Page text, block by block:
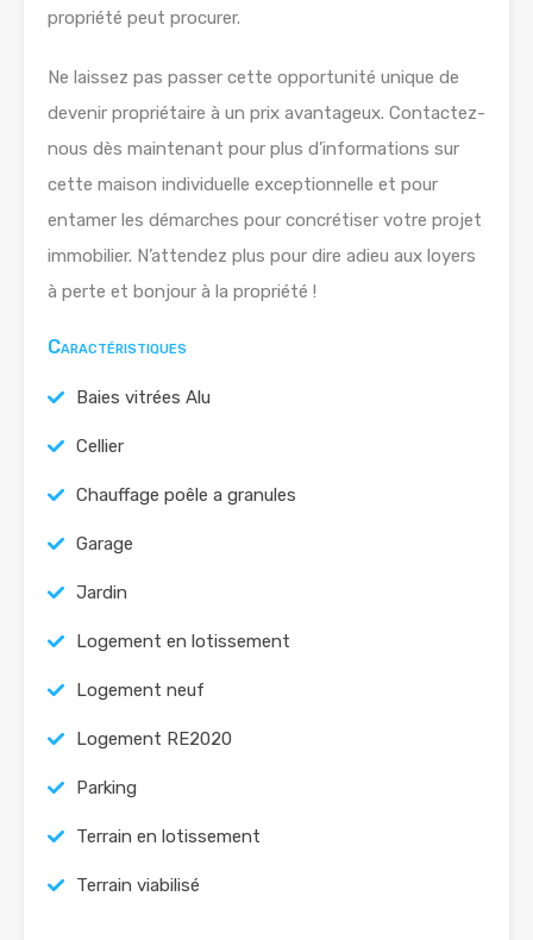
propriété peut procurer.
Ne laissez pas passer cette opportunité unique de
devenir propriétaire à un prix avantageux. Contactez-
nous dès maintenant pour plus d’informations sur
cette maison individuelle exceptionnelle et pour
entamer les démarches pour concrétiser votre projet
immobilier. N’attendez plus pour dire adieu aux loyers
à perte et bonjour à la propriété !
Caractéristiques
Baies vitrées Alu
Cellier
Chauffage poêle a granules
Garage
Jardin
Logement en lotissement
Logement neuf
Logement RE2020
Parking
Terrain en lotissement
Terrain viabilisé